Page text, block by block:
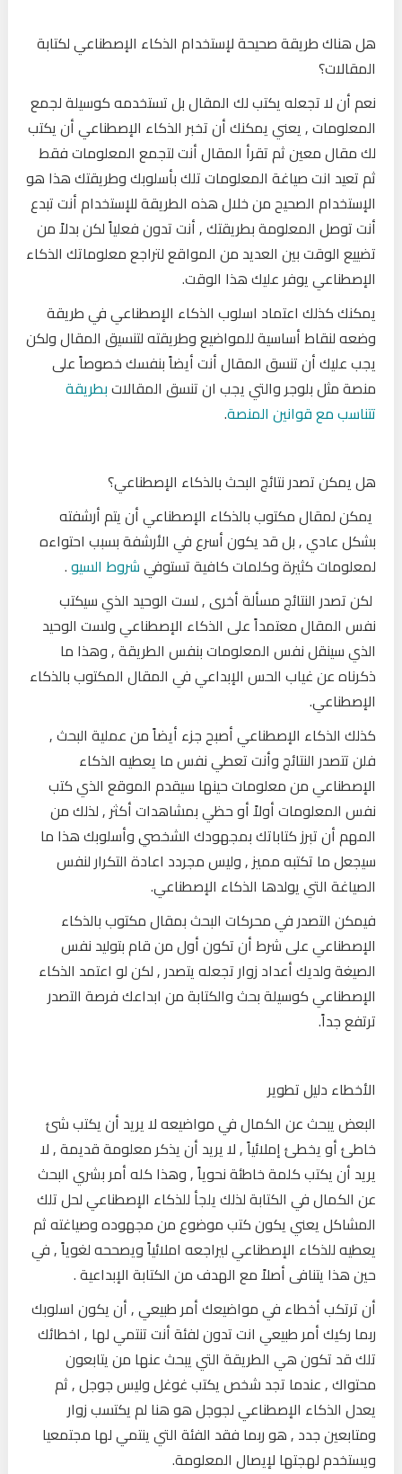
هل هناك طريقة صحيحة لإستخدام الذكاء الإصطناعي لكتابة
المقالات؟
نعم أن لا تجعله يكتب لك المقال بل تستخدمه كوسيلة لجمع
المعلومات , يعني يمكنك أن تخبر الذكاء الإصطناعي أن يكتب
لك مقال معين ثم تقرأ المقال أنت لتجمع المعلومات فقط
ثم تعيد انت صياغة المعلومات تلك بأسلوبك وطريقتك هذا هو
الإستخدام الصحيح من خلال هذه الطريقة للإستخدام أنت تبدع
أنت توصل المعلومة بطريقتك , أنت تدون فعلياً لكن بدلاً من
تضييع الوقت بين العديد من المواقع لتراجع معلوماتك الذكاء
الإصطناعي يوفر عليك هذا الوقت.
يمكنك كذلك اعتماد اسلوب الذكاء الإصطناعي في طريقة
وضعه لنقاط أساسية للمواضيع وطريقته لتنسيق المقال ولكن
يجب عليك أن تنسق المقال أنت أيضاً بنفسك خصوصاً على
منصة مثل بلوجر والتي يجب ان تنسق المقالاتبطريقة
تتناسب مع قوانين المنصة.
هل يمكن تصدر نتائج البحث بالذكاء الإصطناعي؟
يمكن لمقال مكتوب بالذكاء الإصطناعي أن يتم أرشفته
بشكل عادي , بل قد يكون أسرع في الأرشفة بسبب احتواءه
لمعلومات كثيرة وكلمات كافية تستوفيشروط السيو.
لكن تصدر النتائج مسألة أخرى , لست الوحيد الذي سيكتب
نفس المقال معتمداً على الذكاء الإصطناعي ولست الوحيد
الذي سينقل نفس المعلومات بنفس الطريقة , وهذا ما
ذكرناه عن غياب الحس الإبداعي في المقال المكتوب بالذكاء
الإصطناعي.
كذلك الذكاء الإصطناعي أصبح جزء أيضاً من عملية البحث ,
فلن تتصدر النتائج وأنت تعطي نفس ما يعطيه الذكاء
الإصطناعي من معلومات حينها سيقدم الموقع الذي كتب
نفس المعلومات أولاً أو حظي بمشاهدات أكثر , لذلك من
المهم أن تبرز كتاباتك بمجهودك الشخصي وأسلوبك هذا ما
سيجعل ما تكتبه مميز , وليس مجردد اعادة التكرار لنفس
الصياغة التي يولدها الذكاء الإصطناعي.
فيمكن التصدر في محركات البحث بمقال مكتوب بالذكاء
الإصطناعي على شرط أن تكون أول من قام بتوليد نفس
الصيغة ولديك أعداد زوار تجعله يتصدر , لكن لو اعتمد الذكاء
الإصطناعي كوسيلة بحث والكتابة من ابداعك فرصة التصدر
ترتفع جداً.
الأخطاء دليل تطوير
البعض يبحث عن الكمال في مواضيعه لا يريد أن يكتب شئ
خاطئ أو يخطئ إملائياً , لا يريد أن يذكر معلومة قديمة , لا
يريد أن يكتب كلمة خاطئة نحوياً , وهذا كله أمر بشري البحث
عن الكمال في الكتابة لذلك يلجأ للذكاء الإصطناعي لحل تلك
المشاكل يعني يكون كتب موضوع من مجهوده وصياغته ثم
يعطيه للذكاء الإصطناعي ليراجعه املائياً ويصححه لغوياً , في
حين هذا يتنافى أصلاً مع الهدف من الكتابة الإبداعية .
أن ترتكب أخطاء في مواضيعك أمر طبيعي , أن يكون اسلوبك
ربما ركيك أمر طبيعي انت تدون لفئة أنت تنتمي لها , اخطائك
تلك قد تكون هي الطريقة التي يبحث عنها من يتابعون
محتواك , عندما تجد شخص يكتب غوغل وليس جوجل , ثم
يعدل الذكاء الإصطناعي لجوجل هو هنا لم يكتسب زوار
ومتابعين جدد , هو ربما فقد الفئة التي ينتمي لها مجتمعيا
ويستخدم لهجتها لإيصال المعلومة.